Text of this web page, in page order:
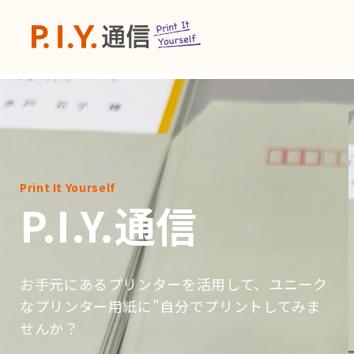
Print It Yourself
P.I.Y.通信
お手元にあるプリンターを活用して、ユニーク
なプリンター用紙に"自分でプリントしてみま
せんか？